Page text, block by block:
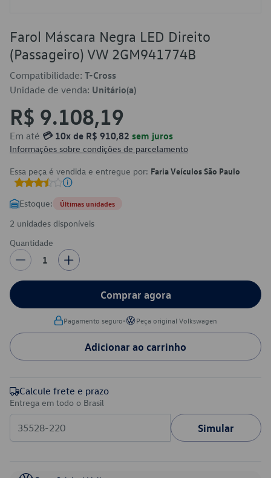
Farol Máscara Negra LED Direito
(Passageiro) VW 2GM941774B
Compatibilidade: T-Cross
Unidade de venda: Unitário(a)
R$ 9.108,19
Em até 💳 10x de R$ 910,82 sem juros
Informações sobre condições de parcelamento
Essa peça é vendida e entregue por: Faria Veículos São Paulo
Estoque: Últimas unidades
2 unidades disponíveis
Quantidade
1
Comprar agora
Pagamento seguro• Peça original Volkswagen
Adicionar ao carrinho
Calcule frete e prazo
Entrega em todo o Brasil
Simular